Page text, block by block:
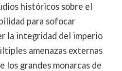
históricos sobre el
para sofocar
la integridad del imperio
amenazas externas
los grandes monarcas de